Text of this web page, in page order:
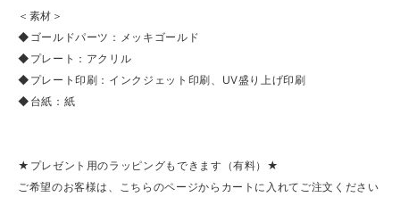
＜素材＞
◆ゴールドパーツ：メッキゴールド
◆プレート：アクリル
◆プレート印刷：インクジェット印刷、UV盛り上げ印刷
◆台紙：紙
★プレゼント用のラッピングもできます（有料）★
ご希望のお客様は、こちらのページからカートに入れてご注文ください